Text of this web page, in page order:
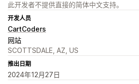
此开发者不提供直接的简体中文支持。
开发人员
CartCoders
网站
SCOTTSDALE, AZ, US
推出日期
2024年12月27日